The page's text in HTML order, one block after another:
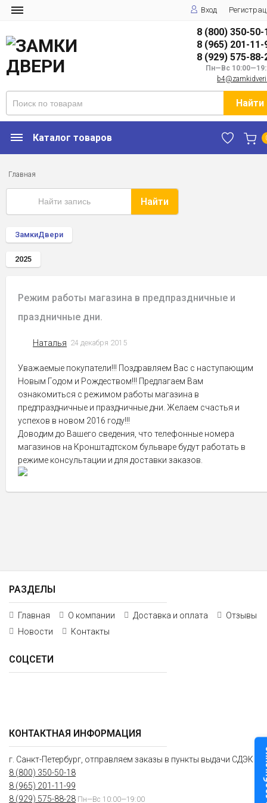
Вход
8 (800) 350-50-
8 (965) 201-11-
8 (929) 575-88-
Пн—Вс
Найти
Каталог товаров
Главная
Найти
ЗамкиДвери
2025
Режим работы магазина в предпраздничные и
праздничные дни.
Наталья 24 декабря 2015
Уважаемые покупатели!!! Поздравляем Вас с наступающим
Новым Годом и Рождеством!!! Предлагаем Вам
ознакомиться с режимом работы магазина в
предпраздничные и праздничные дни. Желаем счастья и
успехов в новом 2016 году!!!
Доводим до Вашего сведения, что телефонные номера
магазинов на Кронштадтском бульваре будут работать в
режиме консультации и для доставки заказов.
КОНТАКТНАЯ ИНФОРМАЦИЯ
г. Санкт-Петербург, отправляем заказы в пункты выдачи СДЭК
8 (800) 350-50-18
8 (965) 201-11-99
8 (929) 575-88-28 Пн—Вс 10:00—19:00
РАЗДЕЛЫ
Главная О компании Доставка и оплата
Отзывы
Новости
Контакты
СОЦСЕТИ